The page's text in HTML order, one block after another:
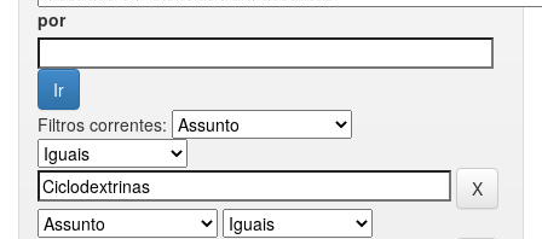
por
Filtros correntes: